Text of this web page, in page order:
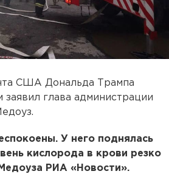
США Дональда Трампа
глава администрации
У него поднялась
кислорода в крови резко
РИА «Новости».